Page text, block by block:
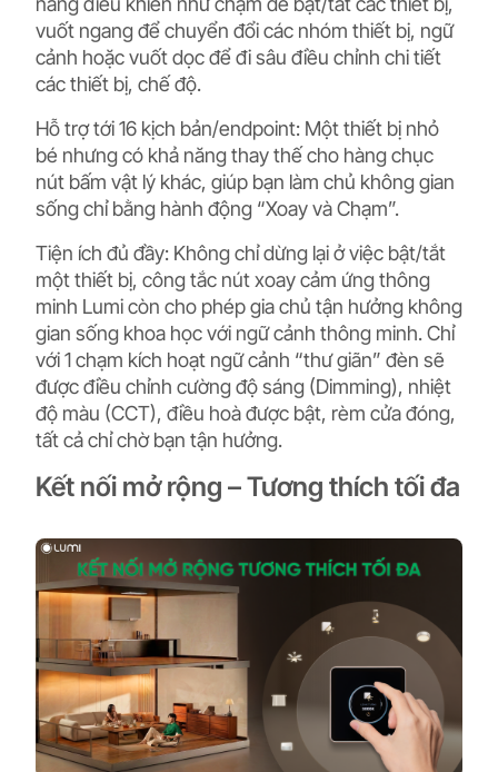
vuốt ngang để chuyển đổi các nhóm thiết bị, ngữ
cảnh hoặc vuốt dọc để đi sâu điều chỉnh chi tiết
các thiết bị, chế độ.
Hỗ trợ tới 16 kịch bản/endpoint: Một thiết bị nhỏ
bé nhưng có khả năng thay thế cho hàng chục
nút bấm vật lý khác, giúp bạn làm chủ không gian
sống chỉ bằng hành động “Xoay và Chạm”.
Tiện ích đủ đầy: Không chỉ dừng lại ở việc bật/tắt
một thiết bị, công tắc nút xoay cảm ứng thông
minh Lumi còn cho phép gia chủ tận hưởng không
gian sống khoa học với ngữ cảnh thông minh. Chỉ
với 1 chạm kích hoạt ngữ cảnh “thư giãn” đèn sẽ
được điều chỉnh cường độ sáng (Dimming), nhiệt
độ màu (CCT), điều hoà được bật, rèm cửa đóng,
tất cả chỉ chờ bạn tận hưởng.
Kết nối mở rộng – Tương thích tối đa